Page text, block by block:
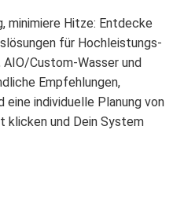
minimiere Hitze: Entdecke
für Hochleistungs-
Custom-Wasser und
Empfehlungen,
eine individuelle Planung von
klicken und Dein System